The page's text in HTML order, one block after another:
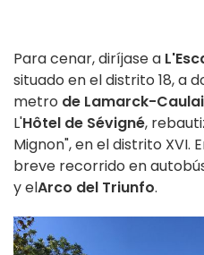
Para cenar, diríjase a
situado en el distrito 18, a
metro de Lamarck-
L'Hôtel de Sévigné,
Mignon", en el distrito XVI.
breve recorrido en
y elArco del Triunfo.